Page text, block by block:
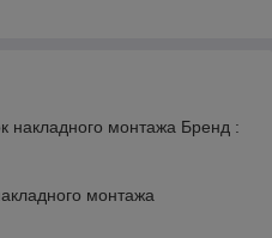
накладного монтажа Бренд :
монтажа